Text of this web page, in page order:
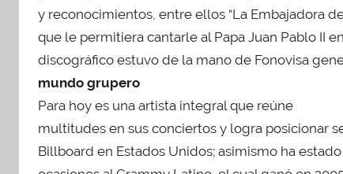
y reconocimientos, entre ellos “La Embajadora
que le permitiera cantarle al Papa Juan Pablo II
discográfico estuvo de la mano de Fonovisa
mundo grupero
Para hoy es una artista integral que reúne
multitudes en sus conciertos y logra posicionar
Billboard en Estados Unidos; asimismo ha